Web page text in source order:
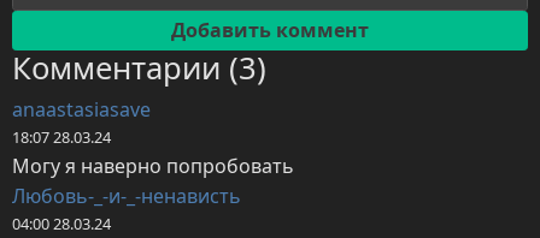
Комментарии (3)
anaastasiasave
18:07 28.03.24
Могу я наверно попробовать
Любовь-_-и-_-ненависть
04:00 28.03.24